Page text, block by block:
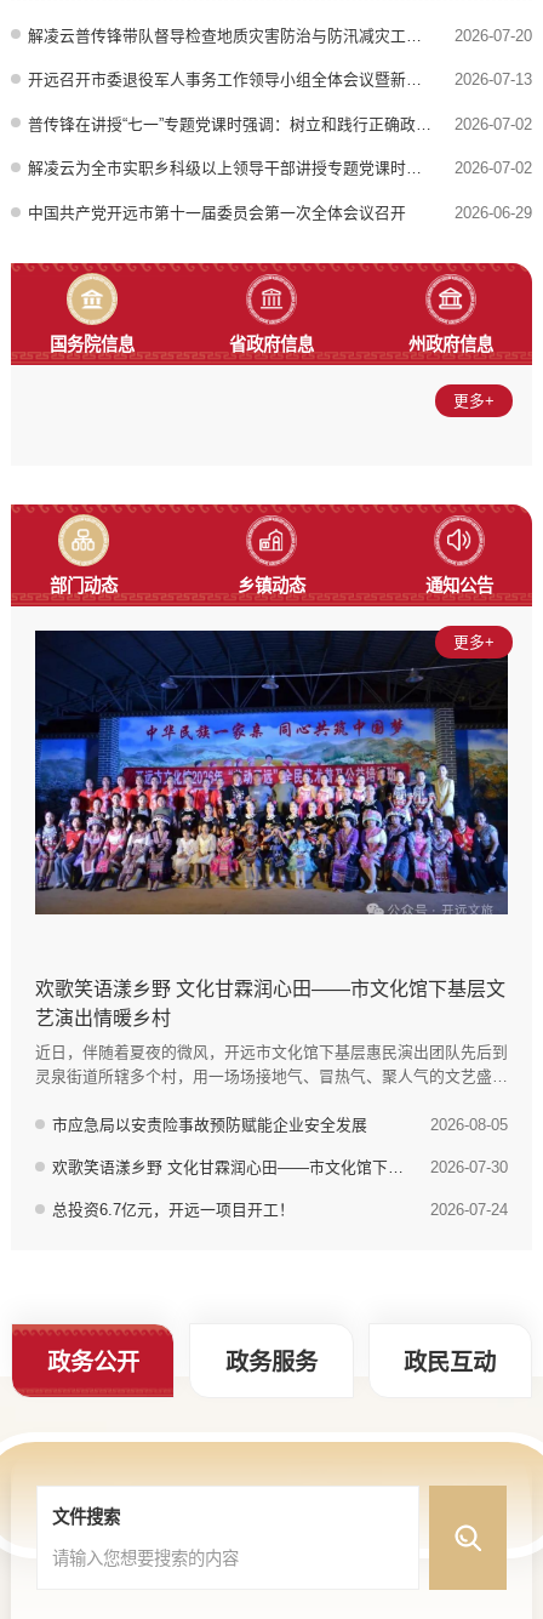
议并讲话。市委副书记杨春主持会议。解凌云指出，常态化帮扶不是弱化帮
2026-07-20
开远召开市委退役军人事务工作领导小组全体会议暨新一届全国双拥模范城创建动员部署会议 2026-07-13
2026-07-02
解凌云为全市实职乡科级以上领导干部讲授专题党课时强调：学党章 强党性 汲取百年大党奋进伟力 以正确政绩观践行为民初心 2026-07-02
中国共产党开远市第十一届委员会第一次全体会议召开 2026-06-29
国务院信息 省政府信息 州政府信息
更多+
部门动态 乡镇动态 通知公告
欢歌笑语漾乡野 文化甘霖润心田——市文化馆下基层文
艺演出情暖乡村
近日，伴随着夏夜的微风，开远市文化馆下基层惠民演出团队先后到
灵泉街道所辖多个村，用一场场接地气、冒热气、聚人气的文艺盛
台，精心打磨的节目轮番上演，涵盖了多种艺术形式，满足了广大村
们看得津津有味，掌声、喝彩声、欢笑声此起彼伏，汇成了一片欢乐
的海洋。演出间隙还穿插了知识问答互动环节...
市应急局以安责险事故预防赋能企业安全发展 2026-08-05
欢歌笑语漾乡野 文化甘霖润心田——市文化馆下基层文艺演出情暖乡村 2026-07-30
总投资6.7亿元，开远一项目开工！ 2026-07-24
更多+
政务公开 政务服务 政民互动
文件搜索